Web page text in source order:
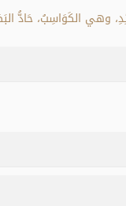
وهي الكَوَاسِبُ، حَادُّ